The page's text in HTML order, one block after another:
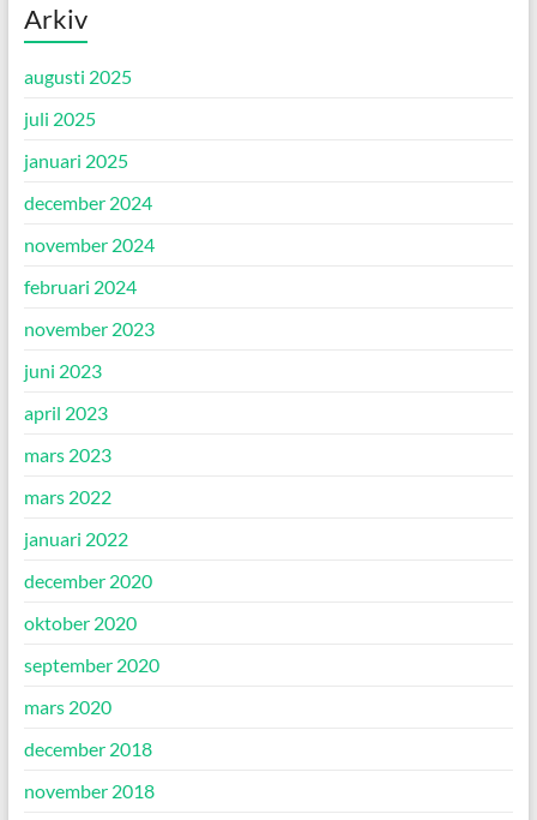
Arkiv
augusti 2025
juli 2025
januari 2025
december 2024
november 2024
februari 2024
november 2023
juni 2023
april 2023
mars 2023
mars 2022
januari 2022
december 2020
oktober 2020
september 2020
mars 2020
december 2018
november 2018